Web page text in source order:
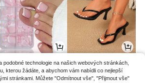
.83€ 12 .51€12.65€ -1%
podobné technologie na našich webových stránkách,
kterou žádáte, a abychom vám nabídli co nejlepší
stránkami. Můžete "Odmítnout vše", "Přijmout vše"